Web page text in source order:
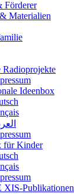
Förderer
Materialien
Ideenbox
für Kinder
Publikationen